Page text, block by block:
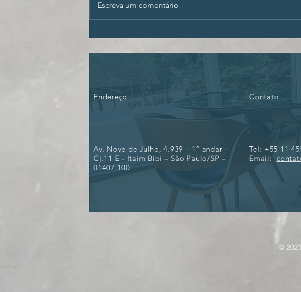
ECA Digital e a proteção da
internet: perfis monetizados
que estão bloqueados ou
suspensos precisarão de
alvará judicial
Múltiplas
Escreva um comentário
Endereço Contato
Av. Nove de Julho, 4.939 – 1º andar –
Cj.11 E - Itaim Bibi – São Paulo/SP –
01407.100
Tel: +55 11
Email:
©️